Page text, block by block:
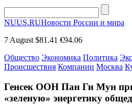
NUUS.RUНовости России и мира
7 August $81.41 €94.06
Общество Экономика Политика
Происшествия Компании Москва
Генсек ООН Пан Ги Мун
«зеленую» энергетику